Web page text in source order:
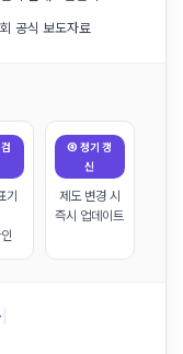
공식 보도자료
기
④ 정기 갱
신
제도 변경 시
즉시 업데이트